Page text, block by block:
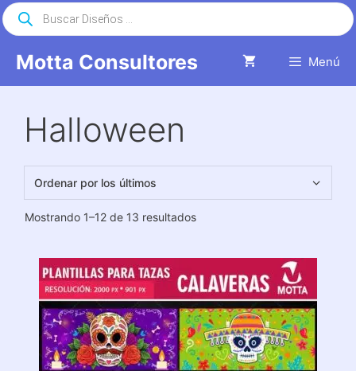
Saltar
al
Motta Consultores Menú
Búsqueda
de
productos
Halloween
Mostrando 1–12 de 13 resultadosOrdenado